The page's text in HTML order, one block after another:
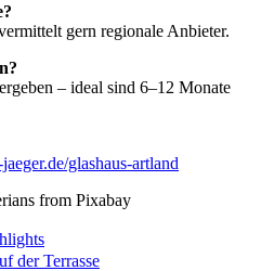
gern regionale Anbieter.
– ideal sind 6–12 Monate
glashaus-artland
from Pixabay
der Terrasse